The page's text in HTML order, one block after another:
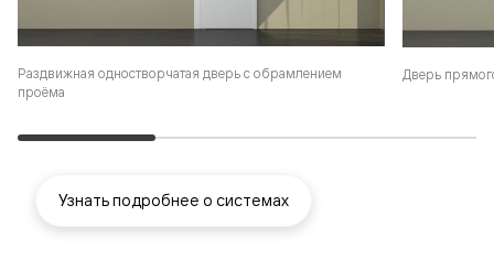
Раздвижная одностворчатая дверь с обрамлением
проёма
Дверь
Узнать подробнее о системах